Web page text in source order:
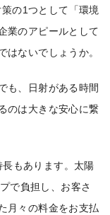
の1つとして「環境
業のアピールとして
はないでしょうか。
も、日射がある時間
のは大きな安心に繋
もあります。太陽
で負担し、お客さ
月々の料金をお支払